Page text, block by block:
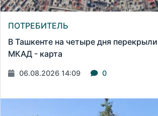
ПОТРЕБИТЕЛЬ
В Ташкенте на четыре дня
МКАД - карта
06.08.2026 14:09 0